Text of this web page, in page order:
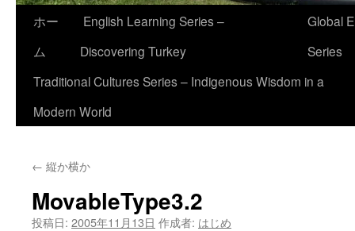
ホー
ム
English Learning Series –
Discovering Turkey
Global
Series
Traditional Cultures Series – Indigenous Wisdom in a
Modern World
← 縦か横か
MovableType3.2
投稿日: 2005年11月13日 作成者: はじめ